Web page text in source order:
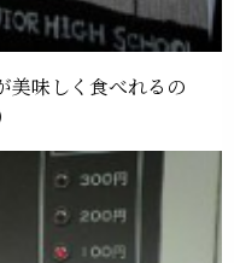
美味しく食べれるの